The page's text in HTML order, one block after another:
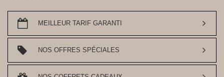
MEILLEUR TARIF GARANTI
NOS OFFRES SPÉCIALES